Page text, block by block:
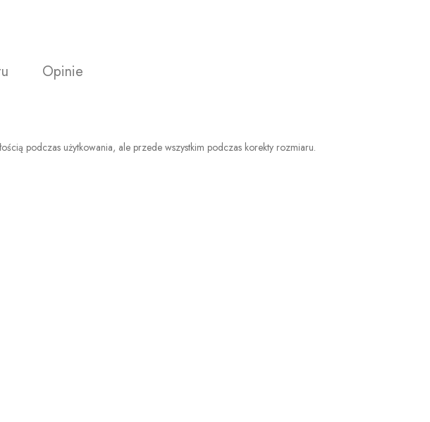
Opinie
podczas użytkowania, ale przede wszystkim podczas korekty rozmiaru.